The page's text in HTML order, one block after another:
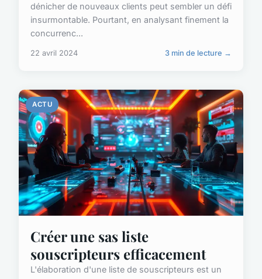
dénicher de nouveaux clients peut sembler un défi
insurmontable. Pourtant, en analysant finement la
concurrenc...
22 avril 2024 3 min de lecture →
ACTU
Créer une sas liste
souscripteurs efficacement
L'élaboration d'une liste de souscripteurs est un